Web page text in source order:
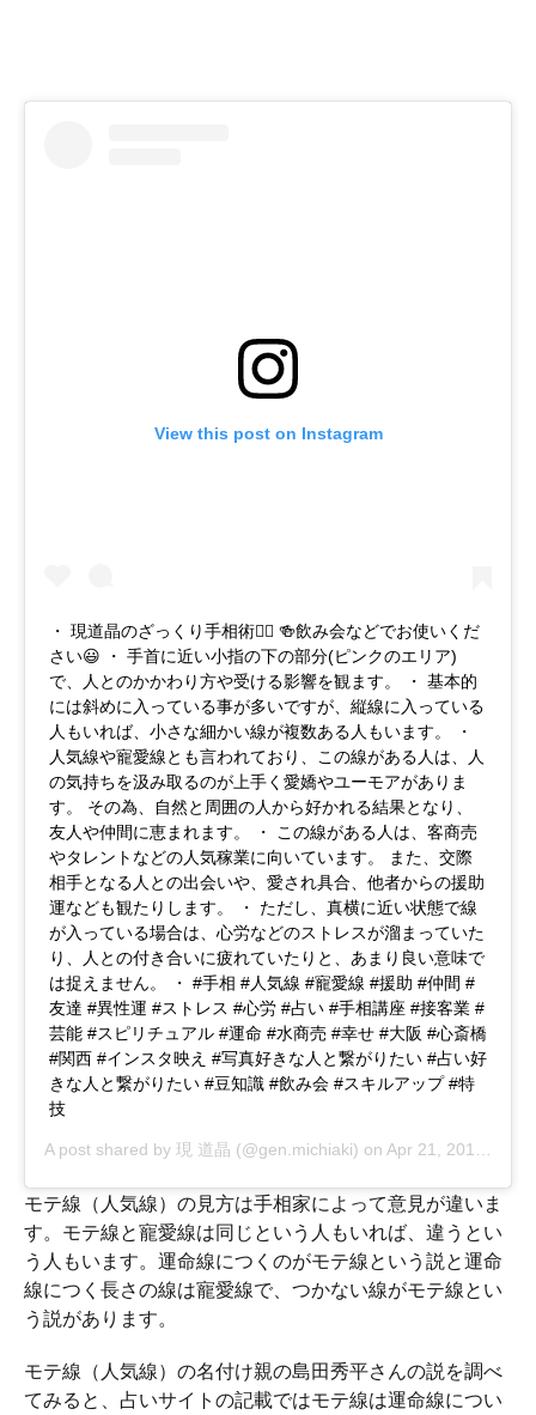
View this post on Instagram
・ 現道晶のざっくり手相術✋🏻 🍻飲み会などでお使いくだ
さい😃 ・ 手首に近い小指の下の部分(ピンクのエリア)
で、人とのかかわり方や受ける影響を観ます。 ・ 基本的
には斜めに入っている事が多いですが、縦線に入っている
人もいれば、小さな細かい線が複数ある人もいます。 ・
人気線や寵愛線とも言われており、この線がある人は、人
の気持ちを汲み取るのが上手く愛嬌やユーモアがありま
す。 その為、自然と周囲の人から好かれる結果となり、
友人や仲間に恵まれます。 ・ この線がある人は、客商売
やタレントなどの人気稼業に向いています。 また、交際
相手となる人との出会いや、愛され具合、他者からの援助
運なども観たりします。 ・ ただし、真横に近い状態で線
が入っている場合は、心労などのストレスが溜まっていた
り、人との付き合いに疲れていたりと、あまり良い意味で
は捉えません。 ・ #手相 #人気線 #寵愛線 #援助 #仲間 #
友達 #異性運 #ストレス #心労 #占い #手相講座 #接客業 #
芸能 #スピリチュアル #運命 #水商売 #幸せ #大阪 #心斎橋
#関西 #インスタ映え #写真好きな人と繋がりたい #占い好
きな人と繋がりたい #豆知識 #飲み会 #スキルアップ #特
技
A post shared by 現 道晶 (@gen.michiaki) on Apr 21, 2018 at 2:57pm PDT
モテ線（人気線）の見方は手相家によって意見が違いま
す。モテ線と寵愛線は同じという人もいれば、違うとい
う人もいます。運命線につくのがモテ線という説と運命
線につく長さの線は寵愛線で、つかない線がモテ線とい
う説があります。
モテ線（人気線）の名付け親の島田秀平さんの説を調べ
てみると、占いサイトの記載ではモテ線は運命線につい